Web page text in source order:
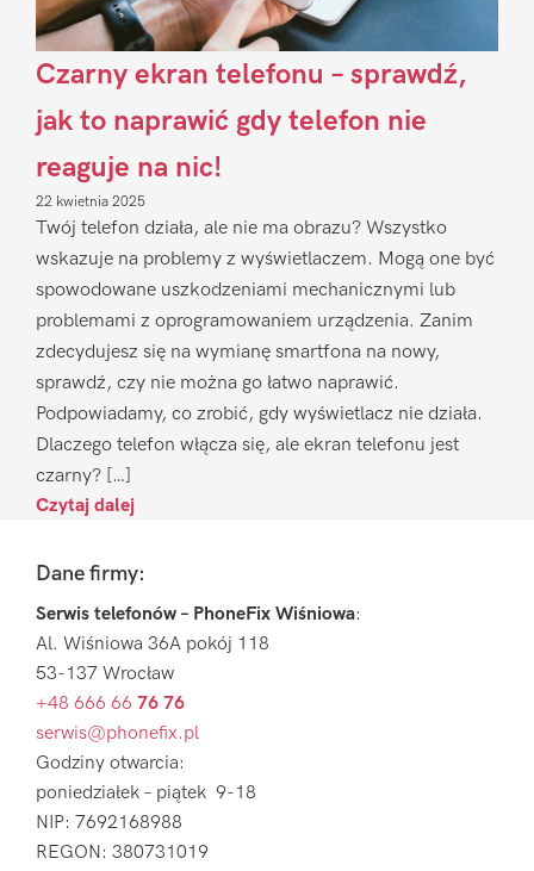
Czarny ekran telefonu – sprawdź,
jak to naprawić gdy telefon nie
reaguje na nic!
22 kwietnia 2025
Twój telefon działa, ale nie ma obrazu? Wszystko
wskazuje na problemy z wyświetlaczem. Mogą one być
spowodowane uszkodzeniami mechanicznymi lub
problemami z oprogramowaniem urządzenia. Zanim
zdecydujesz się na wymianę smartfona na nowy,
sprawdź, czy nie można go łatwo naprawić.
Podpowiadamy, co zrobić, gdy wyświetlacz nie działa.
Dlaczego telefon włącza się, ale ekran telefonu jest
czarny? […]
Czytaj dalej
FooterDane firmy:
Serwis telefonów – PhoneFix Wiśniowa:
Al. Wiśniowa 36A pokój 118
53-137 Wrocław
+48 666 66 76 76
serwis@phonefix.pl
Godziny otwarcia:
poniedziałek – piątek 9-18
NIP: 7692168988
REGON: 380731019